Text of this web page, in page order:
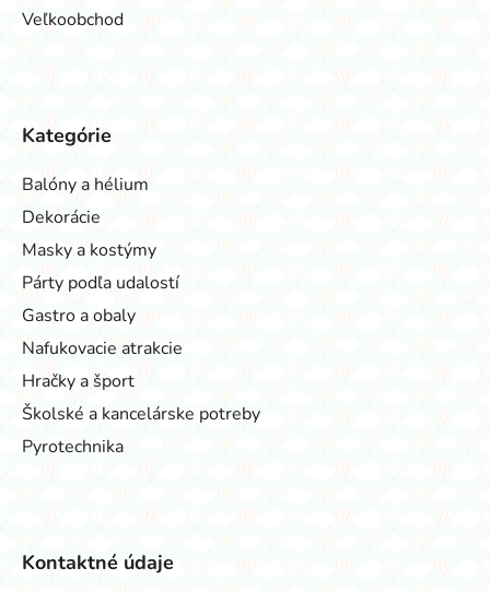
Veľkoobchod
Kategórie
Balóny a hélium
Dekorácie
Masky a kostýmy
Párty podľa udalostí
Gastro a obaly
Nafukovacie atrakcie
Hračky a šport
Školské a kancelárske potreby
Pyrotechnika
Kontaktné údaje